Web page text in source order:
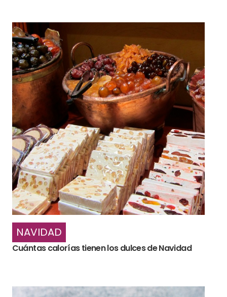
NAVIDAD
Cuántas calorías tienen los dulces de Navidad